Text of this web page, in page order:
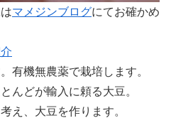
マメジンブログにてお確かめ
有機無農薬で栽培します。
んどが輸入に頼る大豆。
え、大豆を作ります。